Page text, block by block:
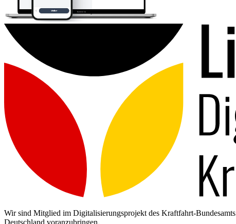
Wir sind Mitglied im Digitalisierungsprojekt des Kraftfahrt-
Deutschland voranzubringen.